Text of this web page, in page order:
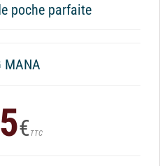
poche parfaite
MANA
€ TTC